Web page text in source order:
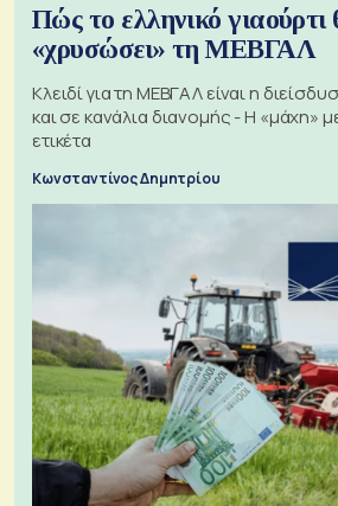
Πώς το ελληνικό γιαούρτι
«χρυσώσει» τη ΜΕΒΓΑΛ
Κλειδί για τη ΜΕΒΓΑΛ είναι η
και σε κανάλια διανομής - Η «μάχη»
ετικέτα
Κωνσταντίνος Δημητρίου